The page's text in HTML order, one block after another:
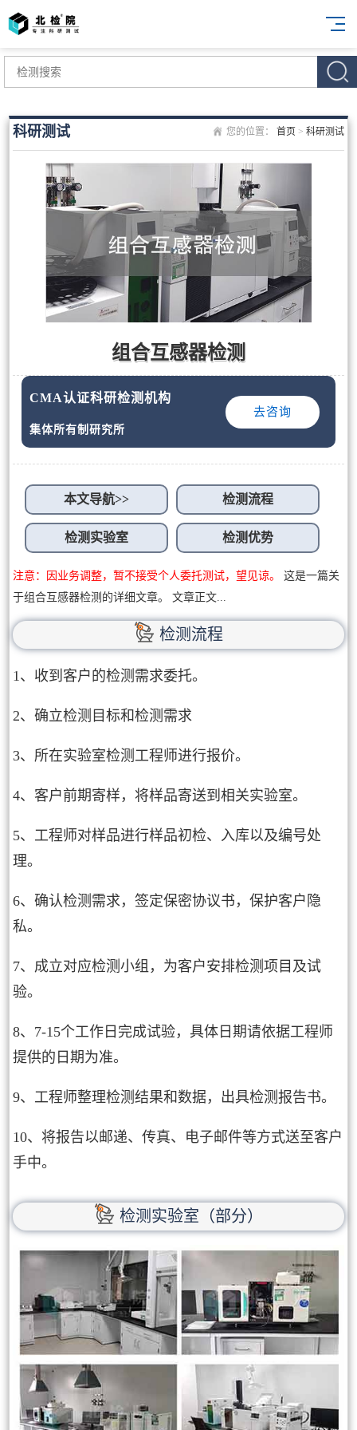
您的位置： 首页 > 科研测试
科研测试
组合互感器检测
CMA认证科研检测机构
集体所有制研究所
去咨询
本文导航>> 检测流程
检测实验室 检测优势
注意：因业务调整，暂不接受个人委托测试，望见谅。
这是一篇关
于组合互感器检测的详细文章。 文章正文...
检测流程
1、收到客户的检测需求委托。
2、确立检测目标和检测需求
3、所在实验室检测工程师进行报价。
4、客户前期寄样，将样品寄送到相关实验室。
5、工程师对样品进行样品初检、入库以及编号处
理。
6、确认检测需求，签定保密协议书，保护客户隐
私。
7、成立对应检测小组，为客户安排检测项目及试
验。
8、7-15个工作日完成试验，具体日期请依据工程师
提供的日期为准。
9、工程师整理检测结果和数据，出具检测报告书。
10、将报告以邮递、传真、电子邮件等方式送至客户
手中。
检测实验室（部分）